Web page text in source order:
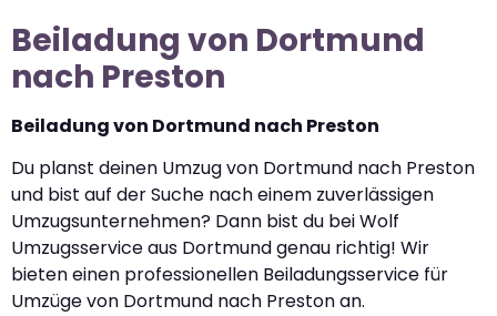
Beiladung von Dortmund
nach Preston
Beiladung von Dortmund nach Preston
Du planst deinen Umzug von Dortmund nach Preston
und bist auf der Suche nach einem zuverlässigen
Umzugsunternehmen? Dann bist du bei Wolf
Umzugsservice aus Dortmund genau richtig! Wir
bieten einen professionellen Beiladungsservice für
Umzüge von Dortmund nach Preston an.